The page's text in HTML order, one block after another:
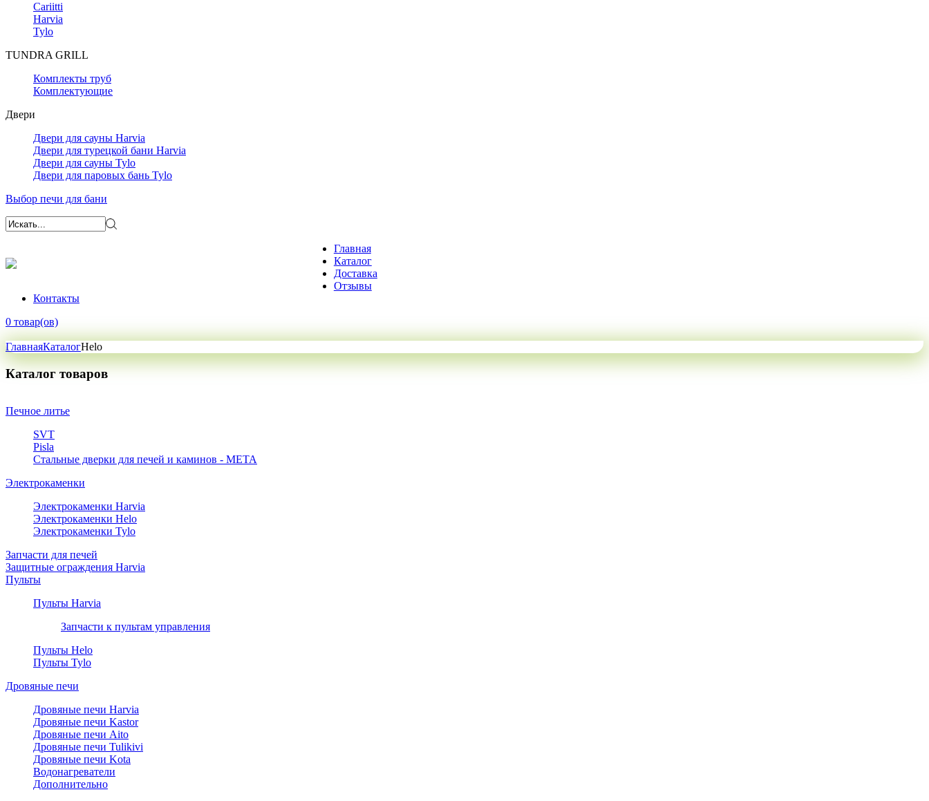
Cariitti
Harvia
Tylo
TUNDRA GRILL
Комплекты труб
Комплектующие
Двери
Двери для сауны Harvia
Двери для турецкой бани Harvia
Двери для сауны Tylo
Двери для паровых бань Tylo
Выбор печи для бани
Главная
Каталог
Доставка
Отзывы
Контакты
0 товар(ов)
ГлавнаяКаталогHelo
Каталог товаров
Печное литье
SVT
Pisla
Стальные дверки для печей и каминов - META
Электрокаменки
Электрокаменки Harvia
Электрокаменки Helo
Электрокаменки Tylo
Запчасти для печей
Защитные ограждения Harvia
Пульты
Пульты Harvia
Запчасти к пультам управления
Пульты Helo
Пульты Tylo
Дровяные печи
Дровяные печи Harvia
Дровяные печи Kastor
Дровяные печи Aito
Дровяные печи Tulikivi
Дровяные печи Kota
Водонагреватели
Дополнительно